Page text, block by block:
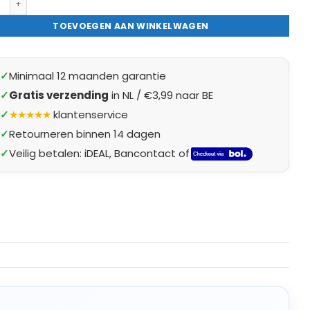
TOEVOEGEN AAN WINKELWAGEN
✓Minimaal 12 maanden garantie
✓Gratis verzending in NL / €3,99 naar BE
✓★★★★★klantenservice
✓Retourneren binnen 14 dagen
✓Veilig betalen: iDEAL, Bancontact of